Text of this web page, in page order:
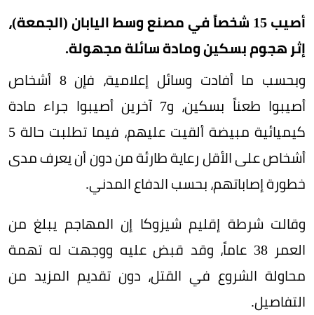
أصيب 15 شخصاً في مصنع وسط اليابان (الجمعة)،
إثر هجوم بسكين ومادة سائلة مجهولة.
وبحسب ما أفادت وسائل إعلامية، فإن 8 أشخاص
أصيبوا طعناً بسكين، و7 آخرين أصيبوا جراء مادة
كيميائية مبيضة ألقيت عليهم، فيما تطلبت حالة 5
أشخاص على الأقل رعاية طارئة من دون أن يعرف مدى
خطورة إصاباتهم، بحسب الدفاع المدني.
وقالت شرطة إقليم شيزوكا إن المهاجم يبلغ من
العمر 38 عاماً، وقد قبض عليه ووجهت له تهمة
محاولة الشروع في القتل، دون تقديم المزيد من
التفاصيل.